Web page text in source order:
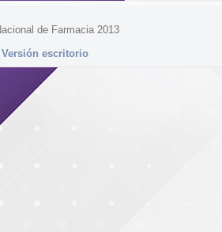
de Farmacia 2013
Versión escritorio